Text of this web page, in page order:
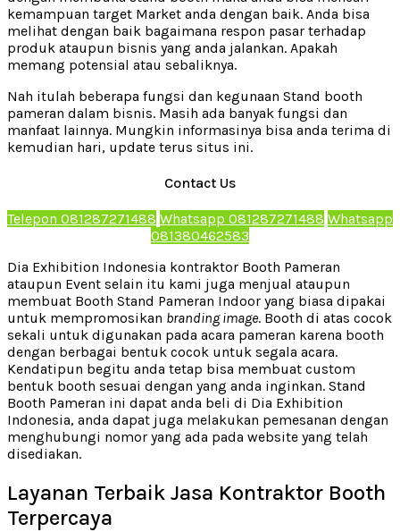
kemampuan target Market anda dengan baik. Anda bisa
melihat dengan baik bagaimana respon pasar terhadap
produk ataupun bisnis yang anda jalankan. Apakah
memang potensial atau sebaliknya.
Nah itulah beberapa fungsi dan kegunaan Stand booth
pameran dalam bisnis. Masih ada banyak fungsi dan
manfaat lainnya. Mungkin informasinya bisa anda terima di
kemudian hari, update terus situs ini.
Contact Us
Telepon 081287271488 Whatsapp 081287271488 Whatsapp
081380462583
Dia Exhibition Indonesia kontraktor Booth Pameran
ataupun Event selain itu kami juga menjual ataupun
membuat Booth Stand Pameran Indoor yang biasa dipakai
untuk mempromosikan branding image. Booth di atas cocok
sekali untuk digunakan pada acara pameran karena booth
dengan berbagai bentuk cocok untuk segala acara.
Kendatipun begitu anda tetap bisa membuat custom
bentuk booth sesuai dengan yang anda inginkan. Stand
Booth Pameran ini dapat anda beli di Dia Exhibition
Indonesia, anda dapat juga melakukan pemesanan dengan
menghubungi nomor yang ada pada website yang telah
disediakan.
Layanan Terbaik Jasa Kontraktor Booth
Terpercaya